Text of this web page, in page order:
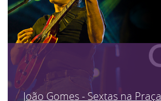
João Gomes - Sextas na Praça